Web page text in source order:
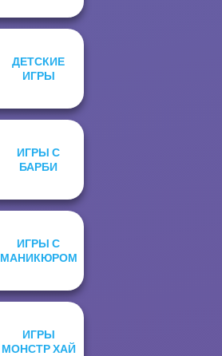
ДЕТСКИЕ
ИГРЫ
ИГРЫ С
БАРБИ
ИГРЫ С
МАНИКЮРОМ
ИГРЫ
МОНСТР ХАЙ